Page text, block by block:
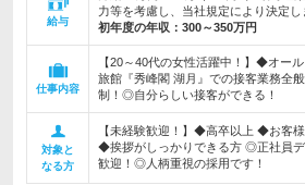
給与
力等を考慮し、当社規定により決定し
初年度の年収： 300～350万円
仕事内容
【20～40代の女性活躍中！】◆オー
旅館『秀峰閣 湖月』での接客業務全
制！◎自分らしい接客ができる！
対象と
なる方
【未経験歓迎！】◆高卒以上 ◆お客
◆挨拶がしっかりできる方 ◎正社員
歓迎！◎人柄重視の採用です！